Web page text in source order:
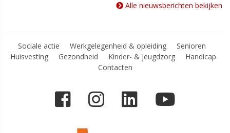
Alle nieuwsberichten bekijken
Sociale actie Werkgelegenheid & opleiding
Senioren
Huisvesting
Gezondheid Kinder- & jeugdzorg
Handicap
Contacten